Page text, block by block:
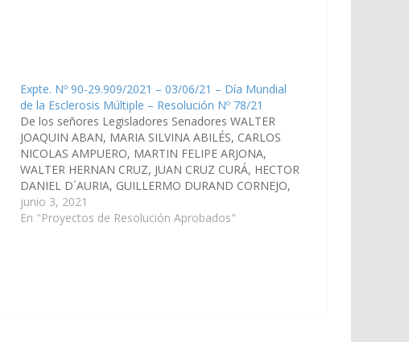
Expte. Nº 90-29.909/2021 – 03/06/21 – Día Mundial
de la Esclerosis Múltiple – Resolución Nº 78/21
De los señores Legisladores Senadores WALTER
JOAQUIN ABAN, MARIA SILVINA ABILÉS, CARLOS
NICOLAS AMPUERO, MARTIN FELIPE ARJONA,
WALTER HERNAN CRUZ, JUAN CRUZ CURÁ, HECTOR
DANIEL D´AURIA, GUILLERMO DURAND CORNEJO,
MASHUR LAPAD, JAVIER ALBERTO MONICO
GRACIANO, HECTOR PABLO NOLASCO, MANUEL
junio 3, 2021
En "Proyectos de Resolución Aprobados"